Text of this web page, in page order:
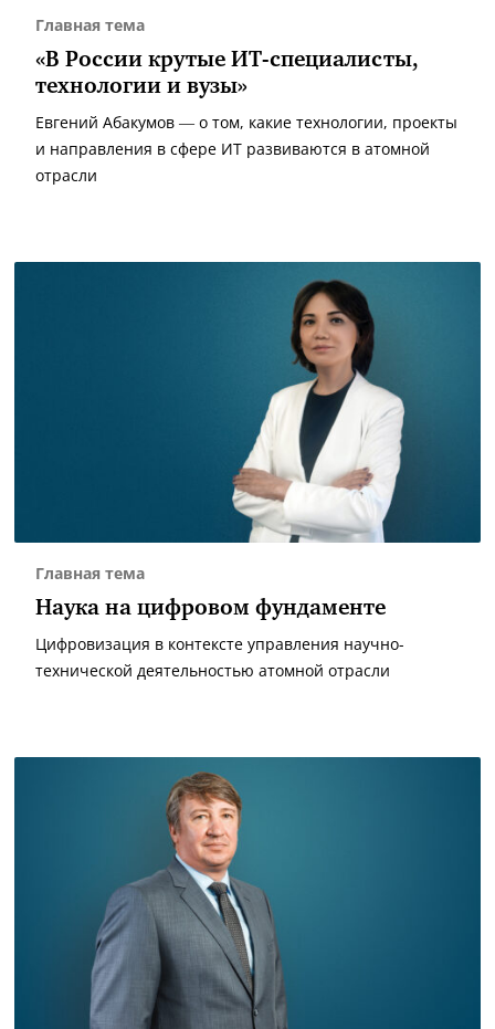
Главная тема
«В России крутые ИТ-специалисты,
технологии и вузы»
Евгений Абакумов — о том, какие технологии, проекты
и направления в сфере ИТ развиваются в атомной
отрасли
Главная тема
Наука на цифровом фундаменте
Цифровизация в контексте управления научно-
технической деятельностью атомной отрасли